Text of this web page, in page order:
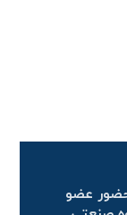
عضو